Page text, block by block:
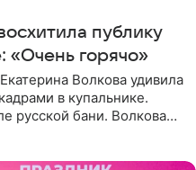
публику
«Очень горячо»
Волкова удивила
в купальнике.
русской бани. Волкова